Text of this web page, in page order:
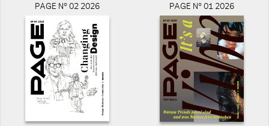
PAGE N° 02 2026 PAGE N° 01 2026